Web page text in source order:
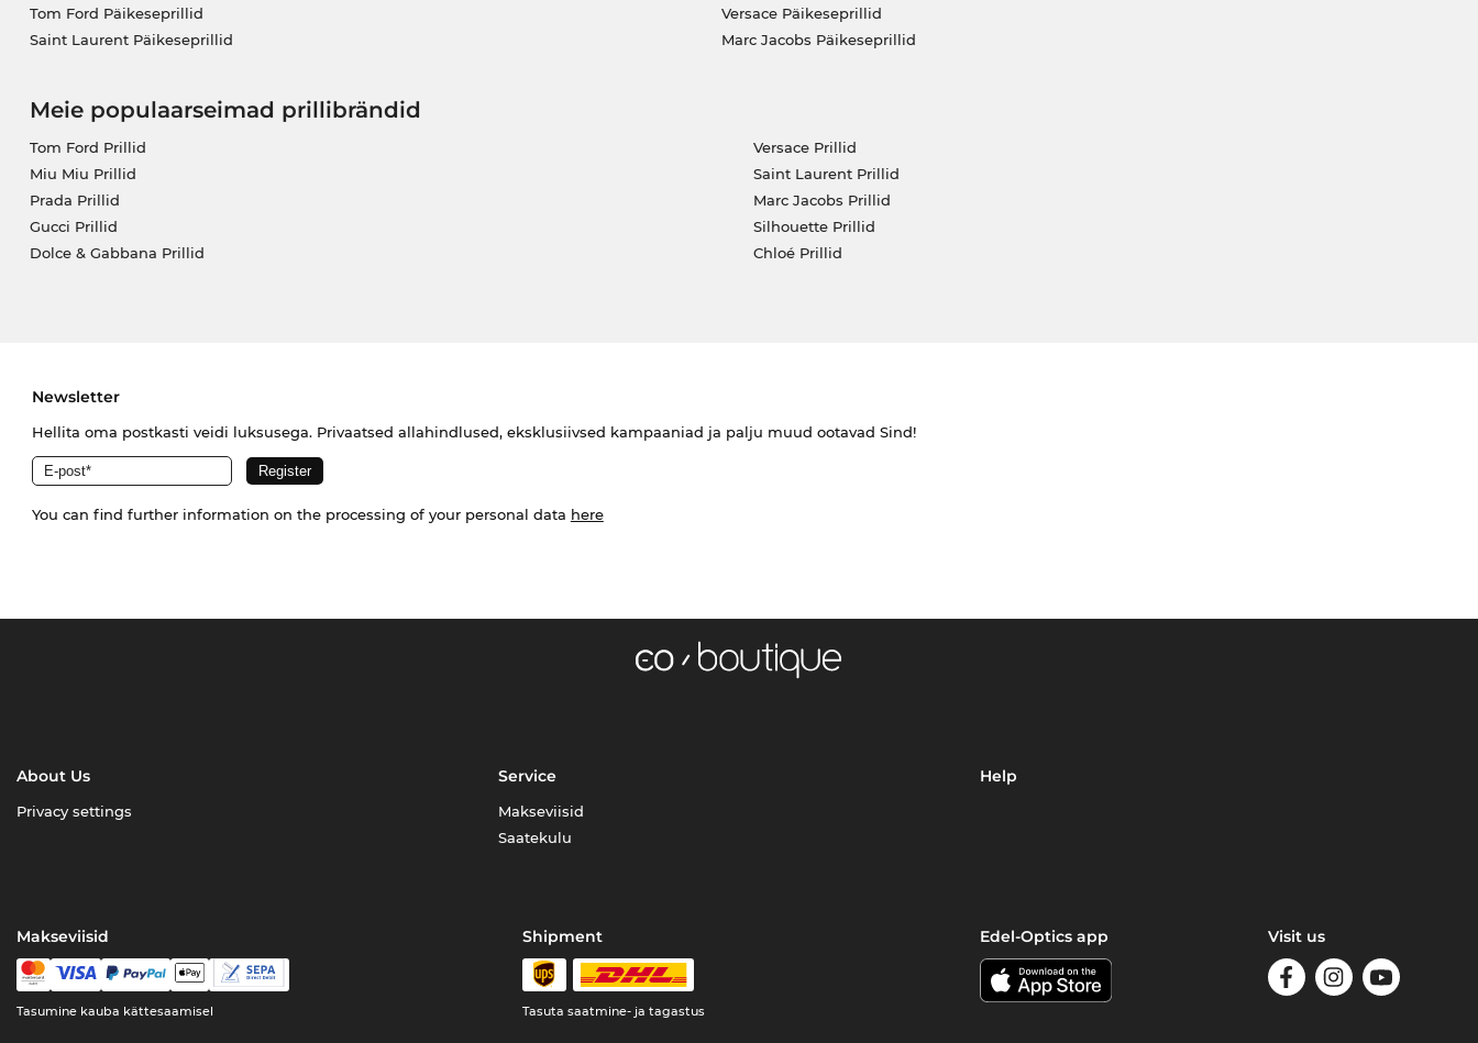
Tom Ford Päikeseprillid
Saint Laurent Päikeseprillid
Versace Päikeseprillid
Marc Jacobs Päikeseprillid
Meie populaarseimad prillibrändid
Tom Ford Prillid
Miu Miu Prillid
Prada Prillid
Gucci Prillid
Dolce & Gabbana Prillid
Versace Prillid
Saint Laurent Prillid
Marc Jacobs Prillid
Silhouette Prillid
Chloé Prillid
Newsletter
Hellita oma postkasti veidi luksusega. Privaatsed allahindlused, eksklusiivsed kampaaniad ja palju muud ootavad Sind!
You can find further information on the processing of your personal data here
About Us
Privacy settings
Service
Makseviisid
Saatekulu
Help
Makseviisid
Tasumine kauba kättesaamisel
Shipment
Tasuta saatmine- ja tagastus
Edel-Optics app Visit us